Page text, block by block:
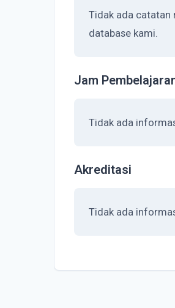
Tidak ada catatan
database kami.
Jam
Tidak ada
Akreditasi
Tidak ada